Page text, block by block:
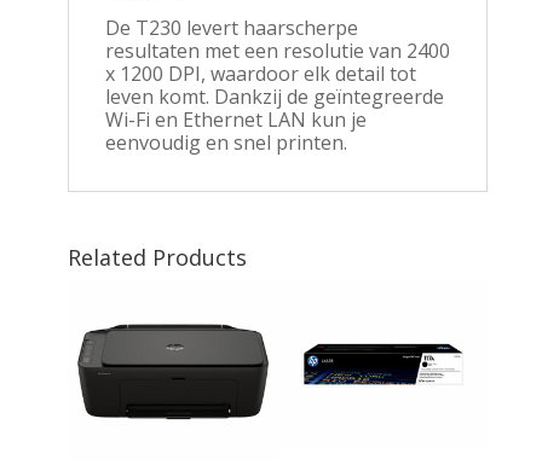
De T230 levert haarscherpe
resultaten met een resolutie van 2400
x 1200 DPI, waardoor elk detail tot
leven komt. Dankzij de geïntegreerde
Wi-Fi en Ethernet LAN kun je
eenvoudig en snel printen.
Related Products